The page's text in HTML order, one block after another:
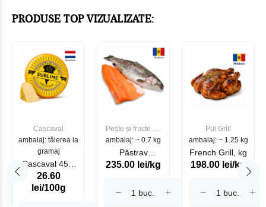
PRODUSE TOP VIZUALIZATE:
Cașcaval
ambalaj: tăierea la
gramaj
Cascaval 45%
Maasdam
Sublime Cow
26.60
lei/100g
Pește și fructe de
mare
ambalaj: ~ 0.7 kg
Păstrav
Somonat
235.00 lei/kg
Pui Grill
ambalaj: ~ 1.25 kg
French Grill, kg
198.00 lei/kg